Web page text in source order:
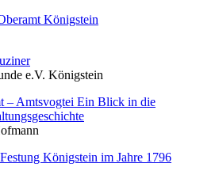
Königstein
e.V. Königstein
– Amtsvogtei Ein Blick in die
Königstein im Jahre 1796